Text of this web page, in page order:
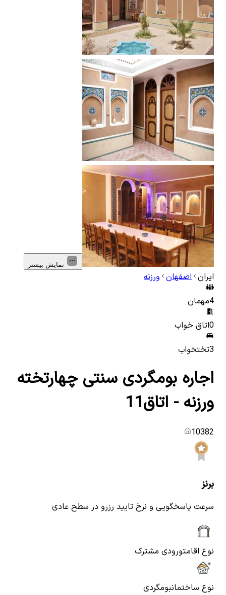
نمایش بیشتر
ایران اصفهان ورزنه
4مهمان
0اتاق خواب
3تختخواب
اجاره بومگردی سنتی چهارتخته
ورزنه - اتاق11
10382
برنز
سرعت پاسخگویی و نرخ تایید رزرو در سطح عادی
نوع اقامتورودی مشترک
نوع ساختمانبومگردی